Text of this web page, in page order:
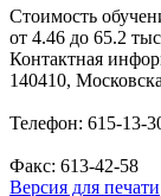
Стоимость
от 4.46 до 65.2
Контактная
140410,
Телефон: 615-13-
Факс: 613-42-58
Версия для печати